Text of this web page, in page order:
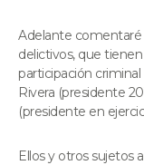
Adelante comentaré
delictivos, que
participación
Rivera (presidente
(presidente en
Ellos y otros sujetos